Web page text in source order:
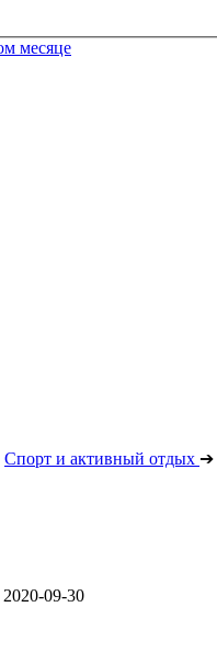
месяце
Спорт и активный отдых ➔
2020-09-30